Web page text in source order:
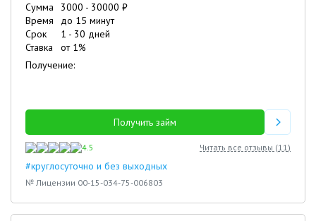
Сумма 3000 - 30000 ₽
Время
до 15 минут
Срок
1 - 30 дней
Ставка
от 1%
Получение:
Получить займ
4.5 Читать все отзывы (11)
#круглосуточно и без выходных
№ Лицензии 00-15-034-75-006803